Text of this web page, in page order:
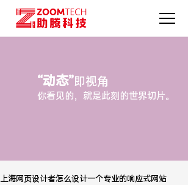
“动态”即视角
你看见的，就是此刻的世界切片。
上海网页设计者怎么设计一个专业的响应式网站